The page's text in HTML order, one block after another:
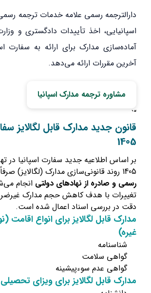
دارالترجمه رسمی علامه خدمات ترجمه
اسپانیایی، اخذ تأییدات دادگستری و
آماده‌سازی مدارک برای ارائه به سفارت
آخرین مقررات ارائه می‌دهد.
مشاوره ترجمه مدارک اسپانیا
“`
قانون جدید مدارک قابل لگالایز
1405
بر اساس اطلاعیه جدید سفارت اسپانیا در
1405 روند قانونی‌سازی مدارک (لگالایز) صرفاً برای
رسمی و صادره از نهادهای دولتی انجام
تغییرات با هدف کاهش حجم مدارک
دقت در بررسی اسناد اعمال شده است.
مدارک قابل لگالایز برای انواع اقامت
غیره)
شناسنامه
گواهی سلامت
گواهی عدم سوءپیشینه
مدارک قابل لگالایز برای ویزای تحصیلی